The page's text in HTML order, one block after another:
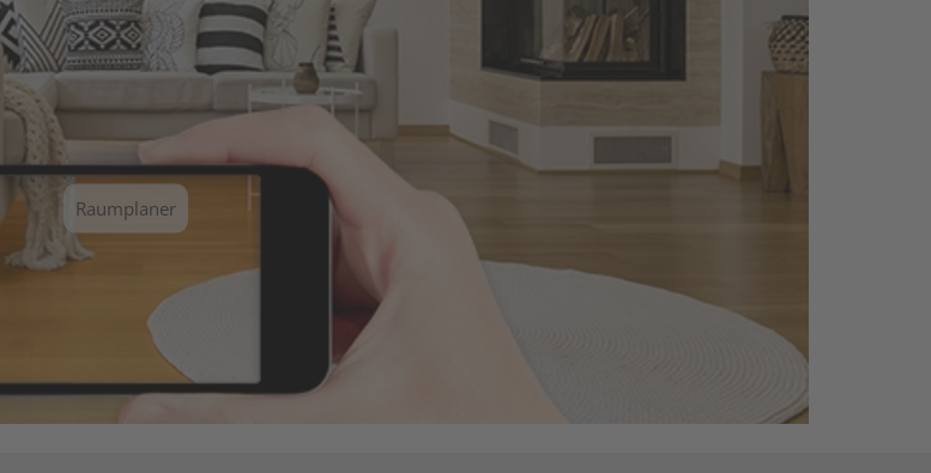
Raumplaner